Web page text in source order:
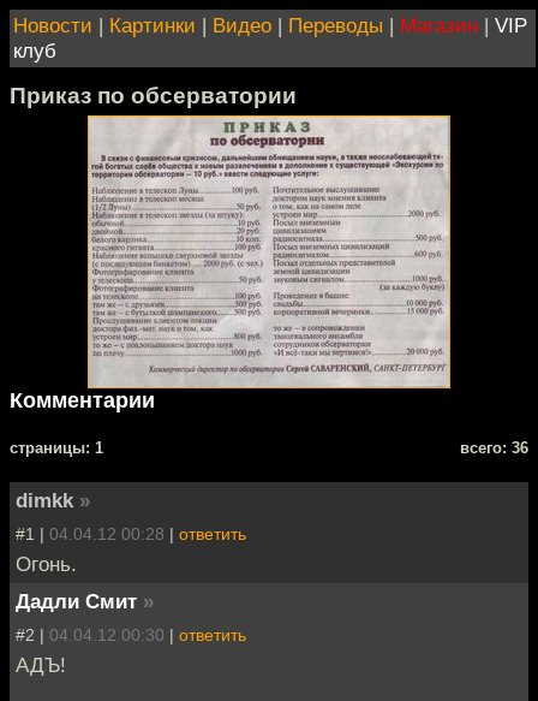
Новости | Картинки | Видео | Переводы | Магазин | VIP
клуб
Приказ по обсерватории
Комментарии
cтраницы: 1 всего: 36
dimkk »
#1 | 04.04.12 00:28 | ответить
Огонь.
Дадли Смит »
#2 | 04.04.12 00:30 | ответить
АДЪ!